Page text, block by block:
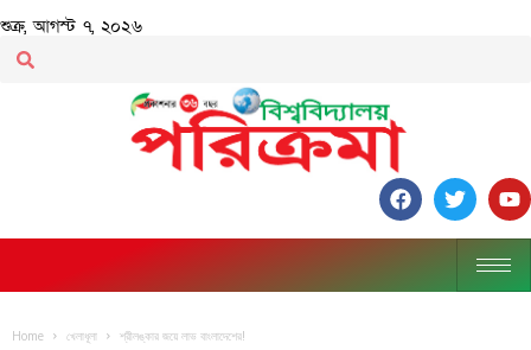
শুক্র, আগস্ট ৭, ২০২৬
Home খেলাধূলা শ্রীলঙ্কার জয়ে লাভ বাংলাদেশের!